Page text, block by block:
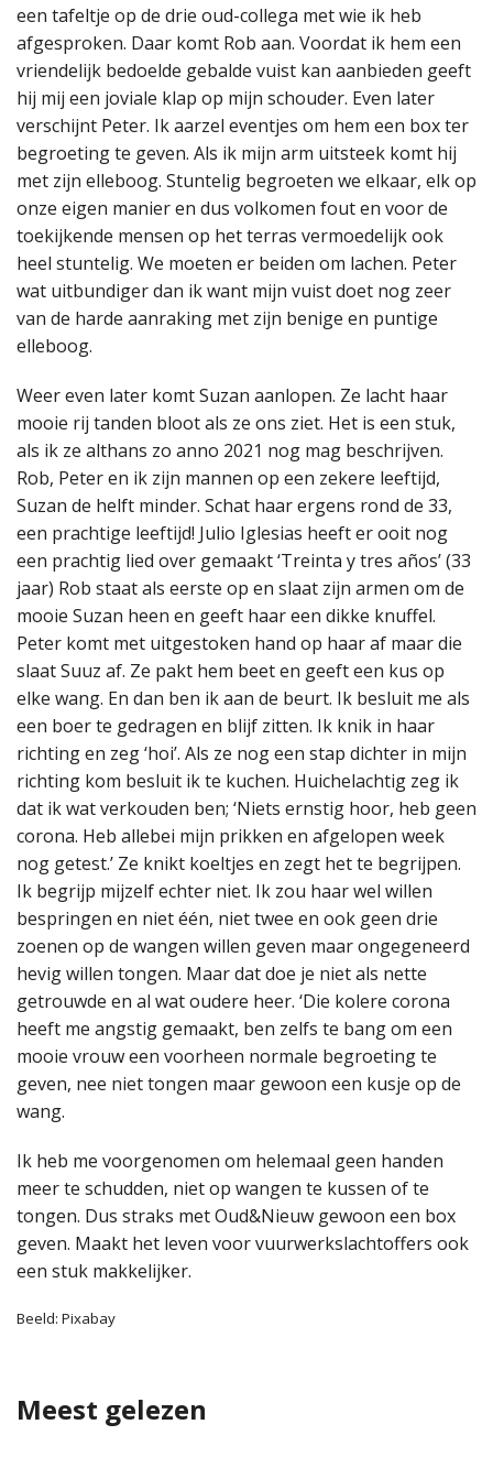
een tafeltje op de drie oud-collega met wie ik heb
afgesproken. Daar komt Rob aan. Voordat ik hem een
vriendelijk bedoelde gebalde vuist kan aanbieden geeft
hij mij een joviale klap op mijn schouder. Even later
verschijnt Peter. Ik aarzel eventjes om hem een box ter
begroeting te geven. Als ik mijn arm uitsteek komt hij
met zijn elleboog. Stuntelig begroeten we elkaar, elk op
onze eigen manier en dus volkomen fout en voor de
toekijkende mensen op het terras vermoedelijk ook
heel stuntelig. We moeten er beiden om lachen. Peter
wat uitbundiger dan ik want mijn vuist doet nog zeer
van de harde aanraking met zijn benige en puntige
elleboog.
Weer even later komt Suzan aanlopen. Ze lacht haar
mooie rij tanden bloot als ze ons ziet. Het is een stuk,
als ik ze althans zo anno 2021 nog mag beschrijven.
Rob, Peter en ik zijn mannen op een zekere leeftijd,
Suzan de helft minder. Schat haar ergens rond de 33,
een prachtige leeftijd! Julio Iglesias heeft er ooit nog
een prachtig lied over gemaakt ‘Treinta y tres años’ (33
jaar) Rob staat als eerste op en slaat zijn armen om de
mooie Suzan heen en geeft haar een dikke knuffel.
Peter komt met uitgestoken hand op haar af maar die
slaat Suuz af. Ze pakt hem beet en geeft een kus op
elke wang. En dan ben ik aan de beurt. Ik besluit me als
een boer te gedragen en blijf zitten. Ik knik in haar
richting en zeg ‘hoi’. Als ze nog een stap dichter in mijn
richting kom besluit ik te kuchen. Huichelachtig zeg ik
dat ik wat verkouden ben; ‘Niets ernstig hoor, heb geen
corona. Heb allebei mijn prikken en afgelopen week
nog getest.’ Ze knikt koeltjes en zegt het te begrijpen.
Ik begrijp mijzelf echter niet. Ik zou haar wel willen
bespringen en niet één, niet twee en ook geen drie
zoenen op de wangen willen geven maar ongegeneerd
hevig willen tongen. Maar dat doe je niet als nette
getrouwde en al wat oudere heer. ‘Die kolere corona
heeft me angstig gemaakt, ben zelfs te bang om een
mooie vrouw een voorheen normale begroeting te
geven, nee niet tongen maar gewoon een kusje op de
wang.
Ik heb me voorgenomen om helemaal geen handen
meer te schudden, niet op wangen te kussen of te
tongen. Dus straks met Oud&Nieuw gewoon een box
geven. Maakt het leven voor vuurwerkslachtoffers ook
een stuk makkelijker.
Beeld: Pixabay
Meest gelezen